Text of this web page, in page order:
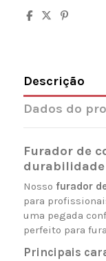
Descrição
Dados do
Furador de
durabilidade
Nosso furador
para
uma pegada
perfeito para
Principais